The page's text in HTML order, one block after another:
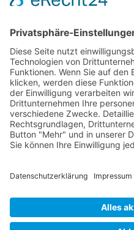
Ausstellung
3. Februar 2026
beim Ökohaus-
Bildungsteam:
Fachpromotor:in
für Globale
Partnerschaften
3. Dezember
2025
SuppKultur
Weihnahten ist
3. Dezember